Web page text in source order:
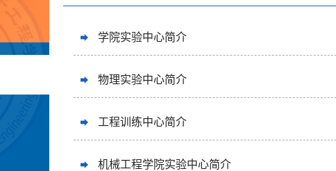
学院实验中心简介
物理实验中心简介
工程训练中心简介
机械工程学院实验中心简介